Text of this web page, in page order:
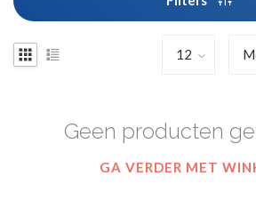
Geen producten
GA VERDER MET